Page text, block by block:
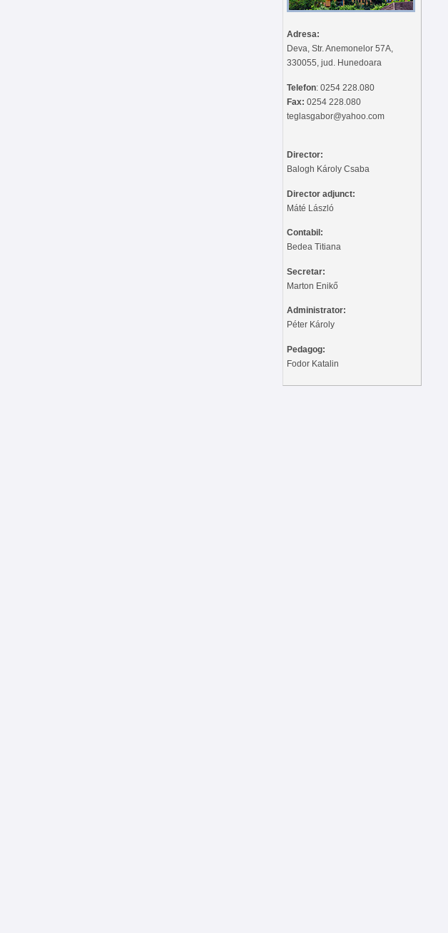
Adresa:
Deva, Str. Anemonelor 57A,
330055, jud. Hunedoara
Telefon: 0254 228.080
Fax: 0254 228.080
teglasgabor@yahoo.com
Director:
Balogh Károly Csaba
Director adjunct:
Máté László
Contabil:
Bedea Titiana
Secretar:
Marton Enikő
Administrator:
Péter Károly
Pedagog:
Fodor Katalin